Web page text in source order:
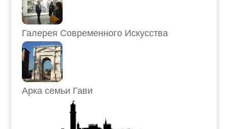
Галерея Современного Искусства
Арка семьи Гави